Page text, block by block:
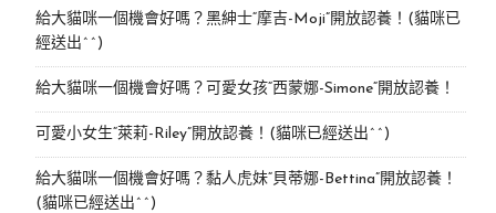
給大貓咪一個機會好嗎？黑紳士“摩吉-Moji”開放認養！(貓咪已
經送出^^)
給大貓咪一個機會好嗎？可愛女孩“西蒙娜-Simone“開放認養！
可愛小女生“萊莉-Riley”開放認養！(貓咪已經送出^^)
給大貓咪一個機會好嗎？黏人虎妹“貝蒂娜-Bettina”開放認養！
(貓咪已經送出^^)